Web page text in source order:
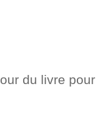
du livre